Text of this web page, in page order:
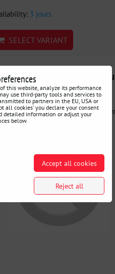
3 jours
SELECT VARIANT
Kit de silentblocs essieu
BMW E8x / E9x / X1 / Z4
Kit de silentblocs essieu
restaurer la...
this website, analyze its performance
use third-party tools and services to
to partners in the EU, USA or
all cookies' you declare your consent
detailed information or adjust your
below.
Accept all cookies
Reject all